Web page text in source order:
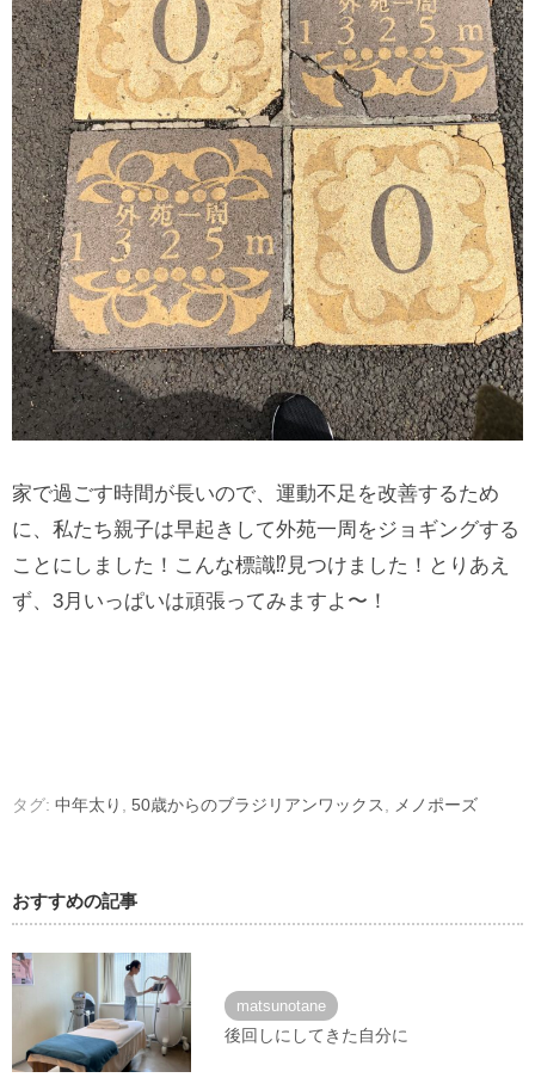
家で過ごす時間が長いので、運動不足を改善するため
に、私たち親子は早起きして外苑一周をジョギングする
ことにしました！こんな標識⁉︎見つけました！とりあえ
ず、3月いっぱいは頑張ってみますよ〜！
タグ: 中年太り 50歳からのブラジリアンワックス メノポーズ
おすすめの記事
matsunotane
後回しにしてきた自分に